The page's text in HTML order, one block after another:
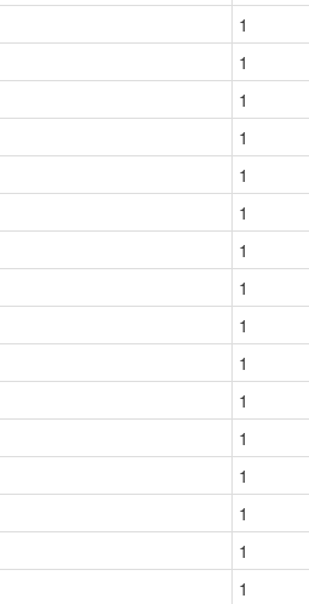
1
1
1
1
1
1
1
1
1
1
1
1
1
1
1
1